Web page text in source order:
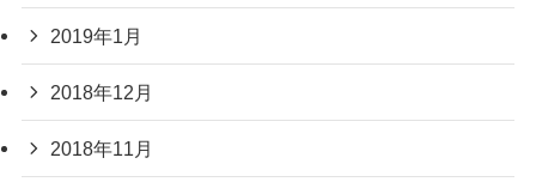
2019年1月
2018年12月
2018年11月